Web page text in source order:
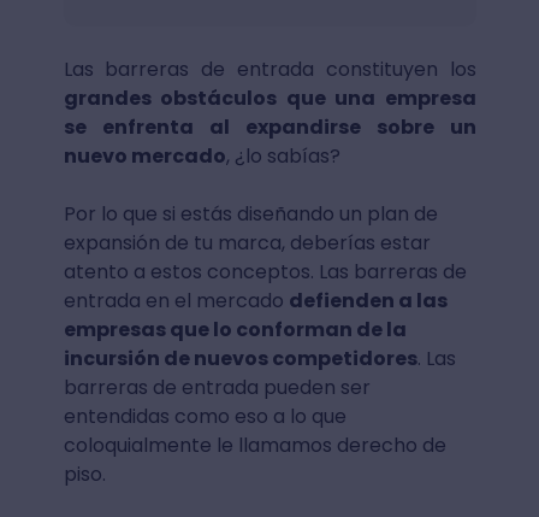
Las barreras de entrada constituyen los
grandes obstáculos que una empresa
se enfrenta al expandirse sobre un
nuevo mercado, ¿lo sabías?
Por lo que si estás diseñando un plan de
expansión de tu marca, deberías estar
atento a estos conceptos. Las barreras de
entrada en el mercado defienden a las
empresas que lo conforman de la
incursión de nuevos competidores. Las
barreras de entrada pueden ser
entendidas como eso a lo que
coloquialmente le llamamos derecho de
piso.